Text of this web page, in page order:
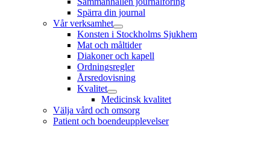
Spärra din journal
Vår verksamhet
Konsten i Stockholms Sjukhem
Mat och måltider
Diakoner och kapell
Ordningsregler
Årsredovisning
Kvalitet
Medicinsk kvalitet
Välja vård och omsorg
Patient och boendeupplevelser